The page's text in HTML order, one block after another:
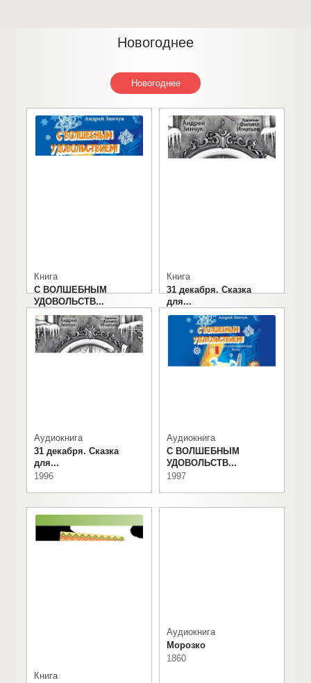
Новогоднее
Новогоднее
Книга
С ВОЛШЕБНЫМ
УДОВОЛЬСТВ...
1997
Книга
31 декабря. Сказка
для...
1996
Аудиокнига
31 декабря. Сказка
для...
1996
Аудиокнига
С ВОЛШЕБНЫМ
УДОВОЛЬСТВ...
1997
Книга
Аудиокнига
Морозко
1860